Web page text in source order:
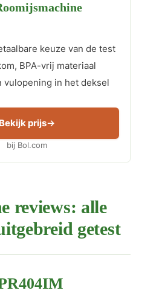
keuze van de test
BPA-vrij materiaal
vulopening in het deksel
Bekijk prijs
bij Bol.com
reviews: alle
getest